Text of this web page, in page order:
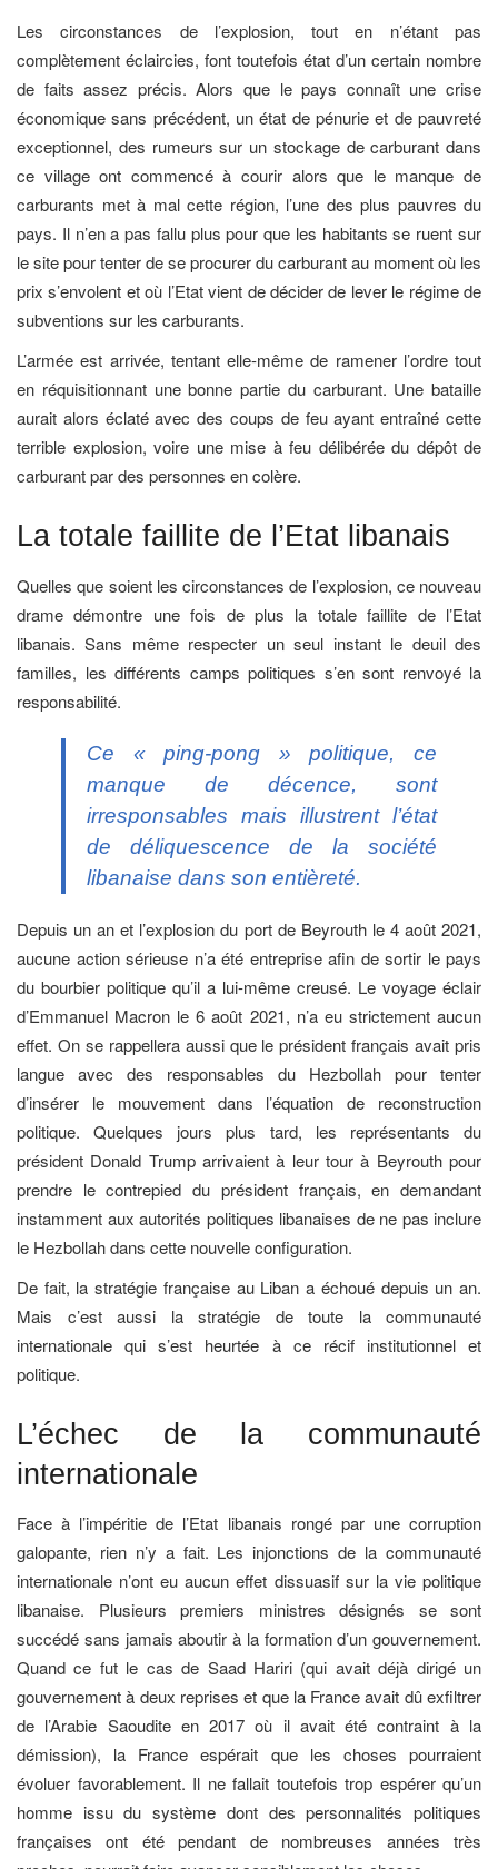
Les circonstances de l’explosion, tout en n’étant pas
complètement éclaircies, font toutefois état d’un certain nombre
de faits assez précis. Alors que le pays connaît une crise
économique sans précédent, un état de pénurie et de pauvreté
exceptionnel, des rumeurs sur un stockage de carburant dans
ce village ont commencé à courir alors que le manque de
carburants met à mal cette région, l’une des plus pauvres du
pays. Il n’en a pas fallu plus pour que les habitants se ruent sur
le site pour tenter de se procurer du carburant au moment où les
prix s’envolent et où l’Etat vient de décider de lever le régime de
subventions sur les carburants.
L’armée est arrivée, tentant elle-même de ramener l’ordre tout
en réquisitionnant une bonne partie du carburant. Une bataille
aurait alors éclaté avec des coups de feu ayant entraîné cette
terrible explosion, voire une mise à feu délibérée du dépôt de
carburant par des personnes en colère.
La totale faillite de l’Etat libanais
Quelles que soient les circonstances de l’explosion, ce nouveau
drame démontre une fois de plus la totale faillite de l’Etat
libanais. Sans même respecter un seul instant le deuil des
familles, les différents camps politiques s’en sont renvoyé la
responsabilité.
Ce « ping-pong » politique, ce
manque de décence, sont
irresponsables mais illustrent l’état
de déliquescence de la société
libanaise dans son entièreté.
Depuis un an et l’explosion du port de Beyrouth le 4 août 2021,
aucune action sérieuse n’a été entreprise afin de sortir le pays
du bourbier politique qu’il a lui-même creusé. Le voyage éclair
d’Emmanuel Macron le 6 août 2021, n’a eu strictement aucun
effet. On se rappellera aussi que le président français avait pris
langue avec des responsables du Hezbollah pour tenter
d’insérer le mouvement dans l’équation de reconstruction
politique. Quelques jours plus tard, les représentants du
président Donald Trump arrivaient à leur tour à Beyrouth pour
prendre le contrepied du président français, en demandant
instamment aux autorités politiques libanaises de ne pas inclure
le Hezbollah dans cette nouvelle configuration.
De fait, la stratégie française au Liban a échoué depuis un an.
Mais c’est aussi la stratégie de toute la communauté
internationale qui s’est heurtée à ce récif institutionnel et
politique.
L’échec de la communauté
internationale
Face à l’impéritie de l’Etat libanais rongé par une corruption
galopante, rien n’y a fait. Les injonctions de la communauté
internationale n’ont eu aucun effet dissuasif sur la vie politique
libanaise. Plusieurs premiers ministres désignés se sont
succédé sans jamais aboutir à la formation d’un gouvernement.
Quand ce fut le cas de Saad Hariri (qui avait déjà dirigé un
gouvernement à deux reprises et que la France avait dû exfiltrer
de l’Arabie Saoudite en 2017 où il avait été contraint à la
démission), la France espérait que les choses pourraient
évoluer favorablement. Il ne fallait toutefois trop espérer qu’un
homme issu du système dont des personnalités politiques
françaises ont été pendant de nombreuses années très